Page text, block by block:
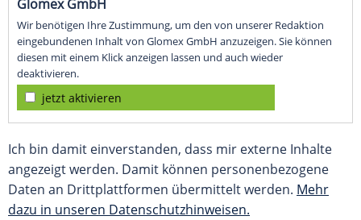
Glomex GmbH
Wir benötigen Ihre Zustimmung, um den von unserer Redaktion
eingebundenen Inhalt von Glomex GmbH anzuzeigen. Sie können
diesen mit einem Klick anzeigen lassen und auch wieder
deaktivieren.
jetzt aktivieren
Ich bin damit einverstanden, dass mir externe Inhalte
angezeigt werden. Damit können personenbezogene
Daten an Drittplattformen übermittelt werden. Mehr
dazu in unseren Datenschutzhinweisen.